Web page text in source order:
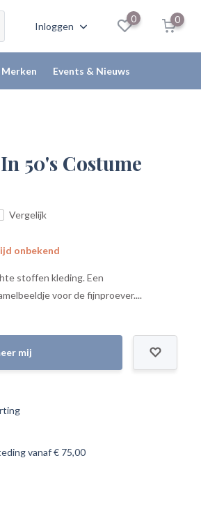
Inloggen
0 0
Merken Events & Nieuws
50's Costume
Vergelijk
onbekend
stoffen kleding. Een
voor de fijnproever....
mij
vanaf € 75,00